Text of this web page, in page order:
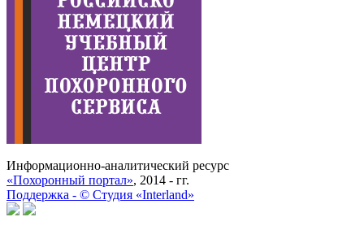
Информационно-аналитический ресурс
«Похоронный портал», 2014 - гг.
Поддержка - © Cтудия «Interland»